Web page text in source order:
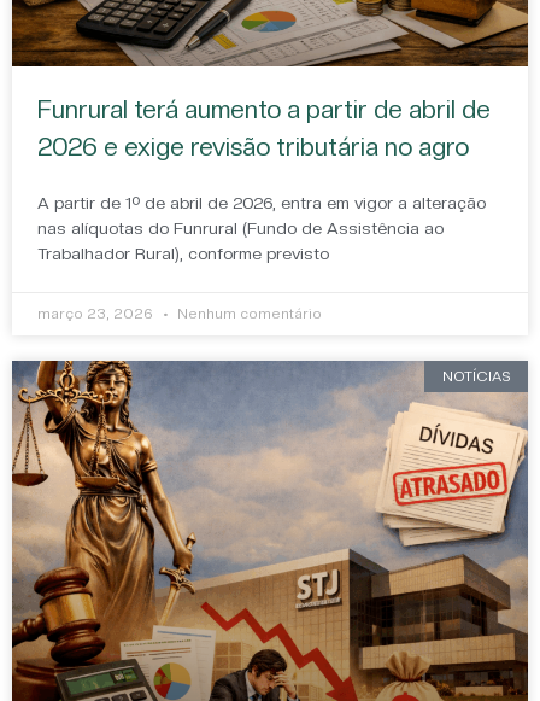
Funrural terá aumento a partir de abril de
2026 e exige revisão tributária no agro
A partir de 1º de abril de 2026, entra em vigor a alteração
nas alíquotas do Funrural (Fundo de Assistência ao
Trabalhador Rural), conforme previsto
março 23, 2026 Nenhum comentário
NOTÍCIAS